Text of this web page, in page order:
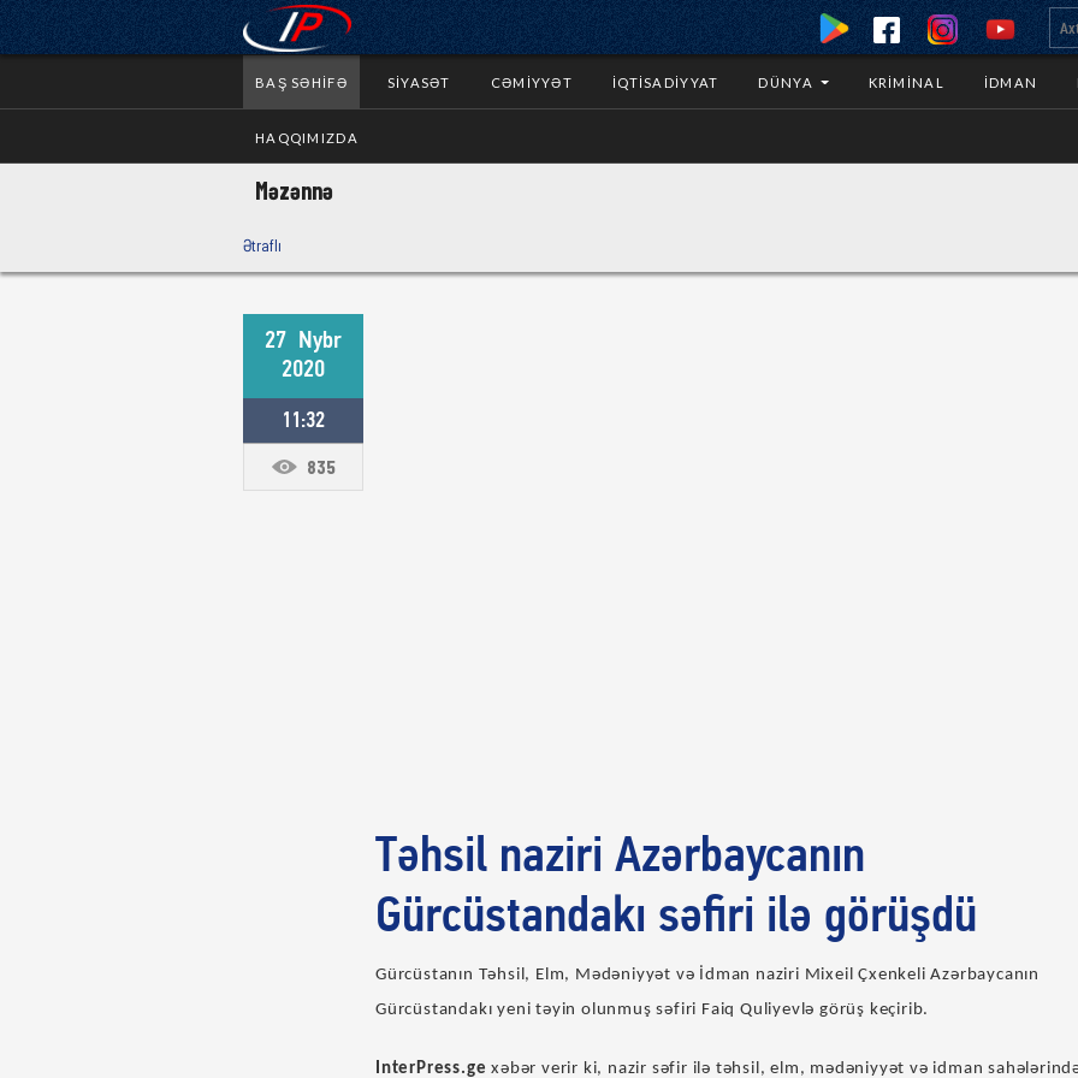
BAŞ SƏHIFƏ SIYASƏT CƏMIYYƏT İQTISADIYYAT DÜNYA KRIMINAL İDMAN
HAQQIMIZDA
Məzənnə
Ətraflı
27 Nybr
2020
11:32
835
Təhsil naziri Azərbaycanın
Gürcüstandakı səfiri ilə görüşdü
Gürcüstanın Təhsil, Elm, Mədəniyyət və İdman naziri Mixeil Çxenkeli Azərbaycanın
Gürcüstandakı yeni təyin olunmuş səfiri Faiq Quliyevlə görüş keçirib.
InterPress.ge xəbər verir ki, nazir səfir ilə təhsil, elm, mədəniyyət və idman